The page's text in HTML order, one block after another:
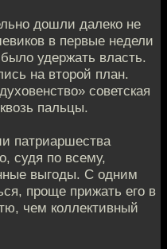
дошли далеко не
в первые недели
удержать власть.
на второй план.
советская
пальцы.
патриаршества
судя по всему,
выгоды. С одним
проще прижать его в
чем коллективный